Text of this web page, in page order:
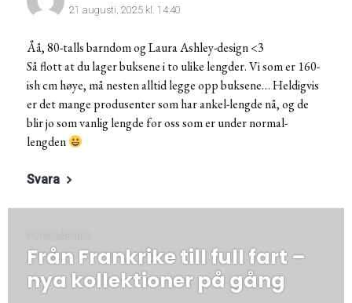
21 augusti, 2025 kl. 14:40
Åå, 80-talls barndom og Laura Ashley-design <3
Så flott at du lager buksene i to ulike lengder. Vi som er 160-
ish cm høye, må nesten alltid legge opp buksene… Heldigvis
er det mange produsenter som har ankel-lengde nå, og de
blir jo som vanlig lengde for oss som er under normal-
lengden
Svara
FÖREGÅENDE
Föregående
post:
Från Frankrike till full fart –
nya kollektioner på gång